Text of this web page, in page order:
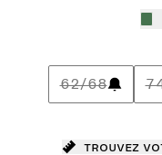
62/68
Trouvez